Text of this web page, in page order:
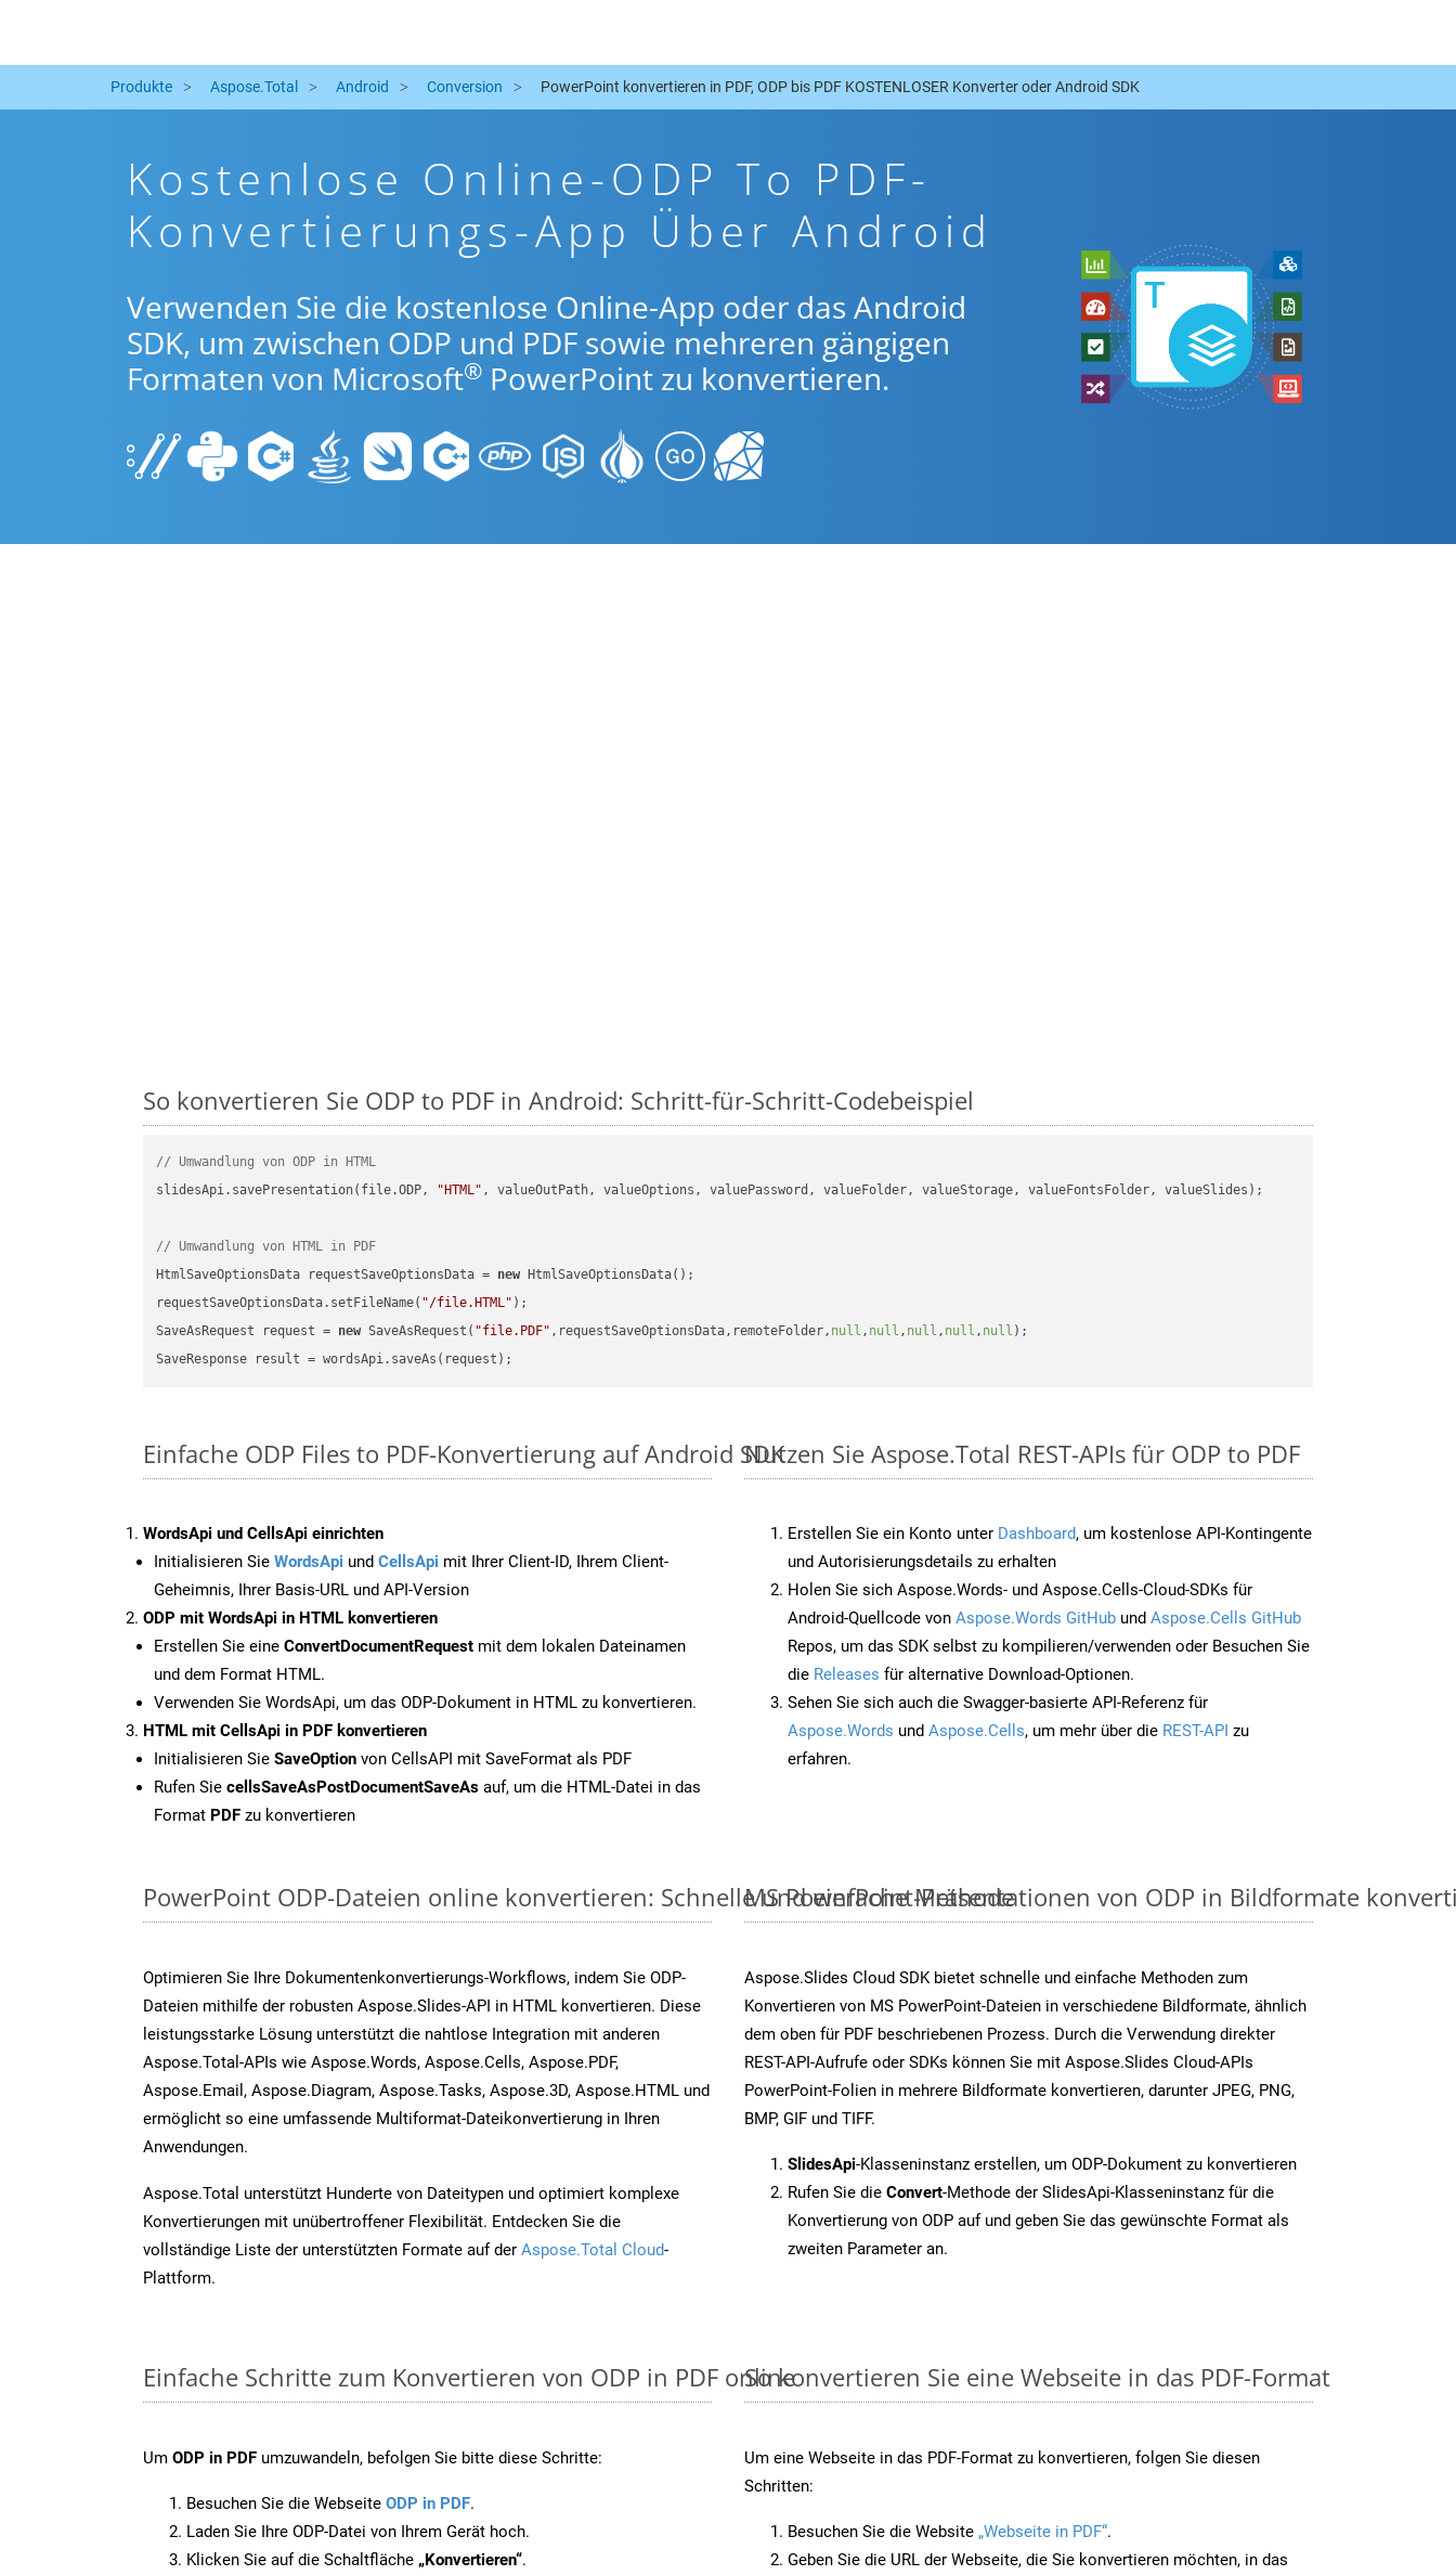
Produkte Aspose.Total Android Conversion PowerPoint konvertieren in PDF, ODP bis PDF KOSTENLOSER Konverter oder Android SDK
Kostenlose Online-ODP To PDF-
Konvertierungs-App Über Android
Verwenden Sie die kostenlose Online-App oder das Android
SDK, um zwischen ODP und PDF sowie mehreren gängigen
Formaten von Microsoft® PowerPoint zu konvertieren.
So konvertieren Sie ODP to PDF in Android: Schritt-für-Schritt-Codebeispiel
// Umwandlung von ODP in HTML
slidesApi.savePresentation(file.ODP,
"HTML" , valueOutPath, valueOptions, valuePassword, valueFolder, valueStorage, valueFontsFolder, valueSlides);
// Umwandlung von HTML in PDF
HtmlSaveOptionsData requestSaveOptionsData = new HtmlSaveOptionsData();
requestSaveOptionsData.setFileName( "/file.HTML" );
SaveAsRequest request = new SaveAsRequest( "file.PDF" ,requestSaveOptionsData,remoteFolder, null , null , null , null , null );
Einfache ODP Files to PDF-Konvertierung auf Android SDK
WordsApi und CellsApi einrichten
Initialisieren Sie WordsApi und CellsApi mit Ihrer Client-ID, Ihrem Client-
Geheimnis, Ihrer Basis-URL und API-Version
ODP mit WordsApi in HTML konvertieren
Erstellen Sie eine ConvertDocumentRequest mit dem lokalen Dateinamen
und dem Format HTML.
Verwenden Sie WordsApi, um das ODP-Dokument in HTML zu konvertieren.
HTML mit CellsApi in PDF konvertieren
Initialisieren Sie SaveOption von CellsAPI mit SaveFormat als PDF
Rufen Sie cellsSaveAsPostDocumentSaveAs auf, um die HTML-Datei in das
Format PDF zu konvertieren
Nutzen Sie Aspose.Total REST-APIs für ODP to PDF
Erstellen Sie ein Konto unter Dashboard, um kostenlose API-Kontingente
und Autorisierungsdetails zu erhalten
Holen Sie sich Aspose.Words- und Aspose.Cells-Cloud-SDKs für
Android-Quellcode von Aspose.Words GitHub und Aspose.Cells GitHub
Repos, um das SDK selbst zu kompilieren/verwenden oder Besuchen Sie
die Releases für alternative Download-Optionen.
Sehen Sie sich auch die Swagger-basierte API-Referenz für
Aspose.Words und Aspose.Cells, um mehr über die REST-API zu
erfahren.
PowerPoint ODP-Dateien online konvertieren: Schnelle und einfache Methode
Optimieren Sie Ihre Dokumentenkonvertierungs-Workflows, indem Sie ODP-
Dateien mithilfe der robusten Aspose.Slides-API in HTML konvertieren. Diese
leistungsstarke Lösung unterstützt die nahtlose Integration mit anderen
Aspose.Total-APIs wie Aspose.Words, Aspose.Cells, Aspose.PDF,
Aspose.Email, Aspose.Diagram, Aspose.Tasks, Aspose.3D, Aspose.HTML und
ermöglicht so eine umfassende Multiformat-Dateikonvertierung in Ihren
Anwendungen.
Aspose.Total unterstützt Hunderte von Dateitypen und optimiert komplexe
Konvertierungen mit unübertroffener Flexibilität. Entdecken Sie die
vollständige Liste der unterstützten Formate auf der Aspose.Total Cloud-
Plattform.
MS PowerPoint-Präsentationen von ODP in Bildformate
Aspose.Slides Cloud SDK bietet schnelle und einfache Methoden zum
Konvertieren von MS PowerPoint-Dateien in verschiedene Bildformate, ähnlich
dem oben für PDF beschriebenen Prozess. Durch die Verwendung direkter
REST-API-Aufrufe oder SDKs können Sie mit Aspose.Slides Cloud-APIs
PowerPoint-Folien in mehrere Bildformate konvertieren, darunter JPEG, PNG,
BMP, GIF und TIFF.
SlidesApi-Klasseninstanz erstellen, um ODP-Dokument zu konvertieren
Rufen Sie die Convert-Methode der SlidesApi-Klasseninstanz für die
Konvertierung von ODP auf und geben Sie das gewünschte Format als
zweiten Parameter an.
Einfache Schritte zum Konvertieren von ODP in PDF online
Um ODP in PDF umzuwandeln, befolgen Sie bitte diese Schritte:
Besuchen Sie die Webseite ODP in PDF.
Laden Sie Ihre ODP-Datei von Ihrem Gerät hoch.
Klicken Sie auf die Schaltfläche „Konvertieren“.
So konvertieren Sie eine Webseite in das PDF-Format
Um eine Webseite in das PDF-Format zu konvertieren, folgen Sie diesen
Schritten:
Besuchen Sie die Website „Webseite in PDF“.
Geben Sie die URL der Webseite, die Sie konvertieren möchten, in das